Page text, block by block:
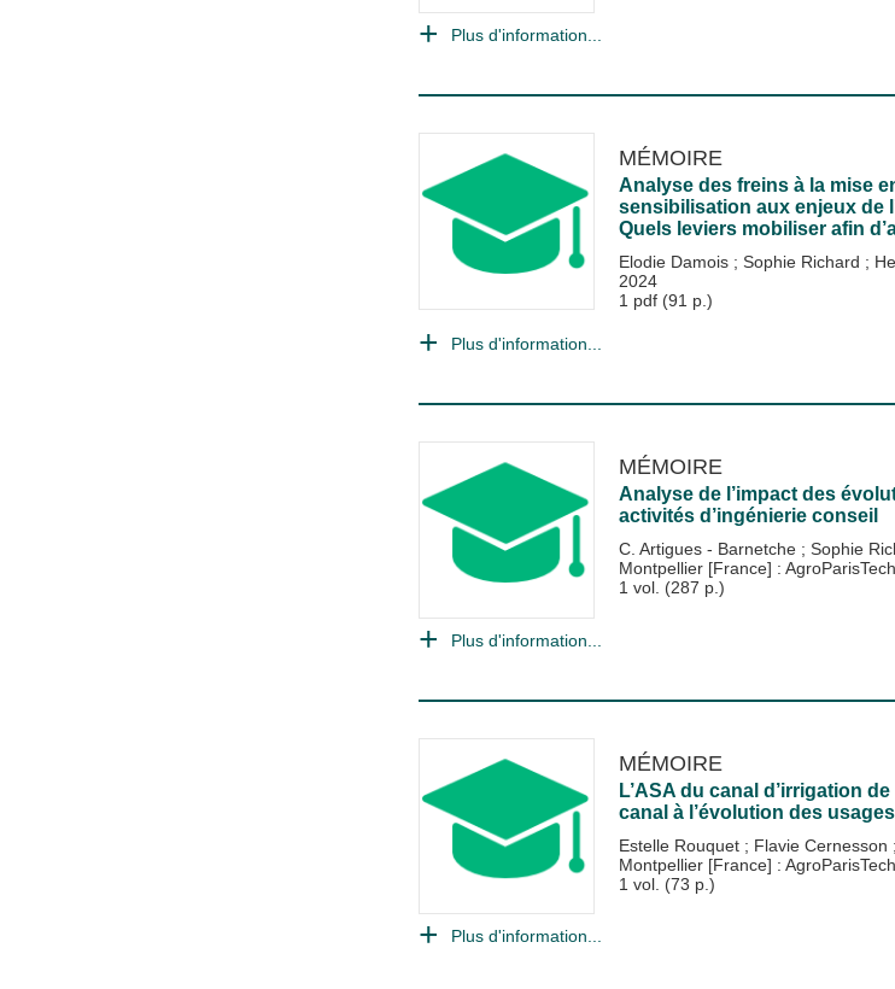
Plus d'information...
MÉMOIRE
Analyse des freins à la mise
sensibilisation aux enjeux de
Quels leviers mobiliser afin
Elodie Damois ; Sophie Richard ;
2024
1 pdf (91 p.)
Plus d'information...
MÉMOIRE
Analyse de l’impact des
activités d’ingénierie conseil
C. Artigues - Barnetche ; Sophie
Montpellier [France] : AgroParisTech
1 vol. (287 p.)
Plus d'information...
MÉMOIRE
L’ASA du canal d’irrigation
canal à l’évolution des
Estelle Rouquet ; Flavie Cernesson ;
Montpellier [France] : AgroParisTech
1 vol. (73 p.)
Plus d'information...